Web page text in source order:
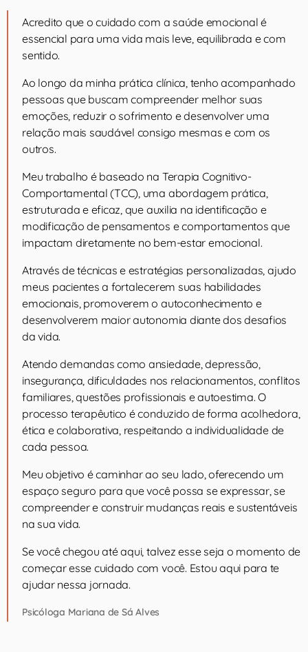
Acredito que o cuidado com a saúde emocional é
essencial para uma vida mais leve, equilibrada e com
sentido.
Ao longo da minha prática clínica, tenho acompanhado
pessoas que buscam compreender melhor suas
emoções, reduzir o sofrimento e desenvolver uma
relação mais saudável consigo mesmas e com os
outros.
Meu trabalho é baseado na Terapia Cognitivo-
Comportamental (TCC), uma abordagem prática,
estruturada e eficaz, que auxilia na identificação e
modificação de pensamentos e comportamentos que
impactam diretamente no bem-estar emocional.
Através de técnicas e estratégias personalizadas, ajudo
meus pacientes a fortalecerem suas habilidades
emocionais, promoverem o autoconhecimento e
desenvolverem maior autonomia diante dos desafios
da vida.
Atendo demandas como ansiedade, depressão,
insegurança, dificuldades nos relacionamentos, conflitos
familiares, questões profissionais e autoestima. O
processo terapêutico é conduzido de forma acolhedora,
ética e colaborativa, respeitando a individualidade de
cada pessoa.
Meu objetivo é caminhar ao seu lado, oferecendo um
espaço seguro para que você possa se expressar, se
compreender e construir mudanças reais e sustentáveis
na sua vida.
Se você chegou até aqui, talvez esse seja o momento de
começar esse cuidado com você. Estou aqui para te
ajudar nessa jornada.
Psicóloga Mariana de Sá Alves